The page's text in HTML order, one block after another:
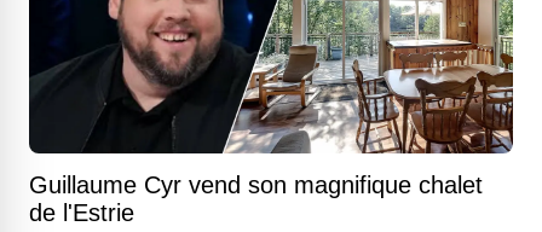
Guillaume Cyr vend son magnifique chalet
de l'Estrie